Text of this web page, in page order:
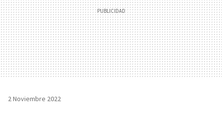
2 Noviembre 2022